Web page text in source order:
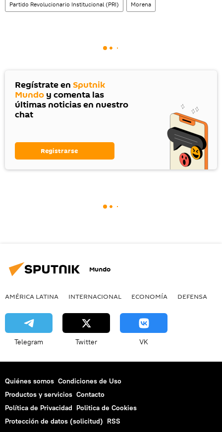
Partido Revolucionario Institucional (PRI) Morena
Regístrate en Sputnik
Mundo y comenta las
últimas noticias en nuestro
chat
Registrarse
Mundo
AMÉRICA LATINA INTERNACIONAL ECONOMÍA DEFENSA
Telegram Twitter VK
Quiénes somos Condiciones de Uso
Productos y servicios Contacto
Política de Privacidad Politica de Cookies
Protección de datos (solicitud) RSS